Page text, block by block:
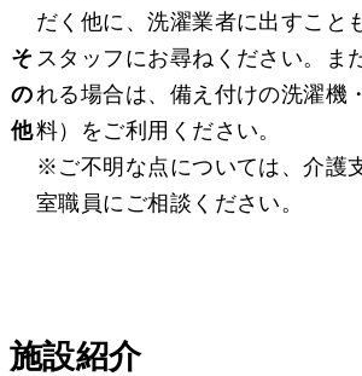
そ
の
他
だく他に、洗濯業者に出すこと
スタッフにお尋ねください。ま
れる場合は、備え付けの洗濯機
料）をご利用ください。
※ご不明な点については、介護
室職員にご相談ください。
施設紹介